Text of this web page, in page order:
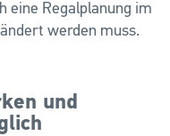
eine Regalplanung im
werden muss.
und